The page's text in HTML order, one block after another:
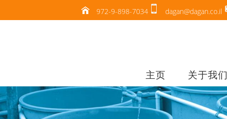
972-9-898-7034 dagan@dagan.co.il
主页 关于我们